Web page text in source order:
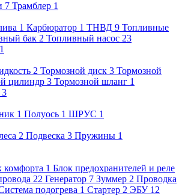
7 Трамблер 1
1 Карбюратор 1 ТНВД 9 Топливные
бак 2 Топливный насос 23
1
2 Тормозной диск 3 Тормозной
цилиндр 3 Тормозной шланг 1
3
1 Полуось 1 ШРУС 1
2 Подвеска 3 Пружины 1
комфорта 1 Блок предохранителей и реле
22 Генератор 7 Зуммер 2 Проводка
подогрева 1 Стартер 2 ЭБУ 12